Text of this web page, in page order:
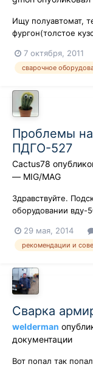
Ищу полуавтомат,
фургон(толстое
напряжение бывает
включает),
7 октября, 2011
сварочное
Проблемы
ПДГО-527
Cactus78
— MIG/MAG
Здравствуйте.
оборудовании
плачевном
подбираю
29 мая, 2014
рекомендации и
Сварка
welderman
документации
Вот попал так